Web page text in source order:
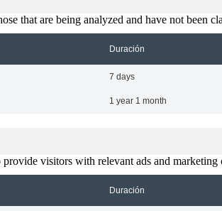
that are being analyzed and have not been
Duración
7 days
1 year 1 month
visitors with relevant ads and
Duración